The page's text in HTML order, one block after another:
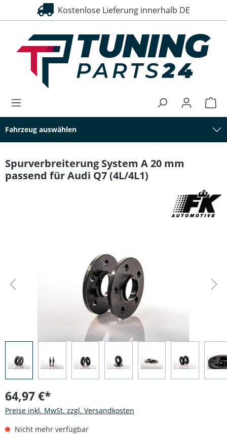
springen Kostenlose Lieferung innerhalb DE
30 Tage Rückgaberecht
Fahrzeug auswählen
Spurverbreiterung System A 20 mm
passend für Audi Q7 (4L/4L1)
64,97 €*
Preise inkl. MwSt. zzgl. Versandkosten
Nicht mehr verfügbar